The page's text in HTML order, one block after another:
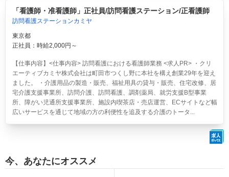
「看護師・准看護師」正社員/訪問看護ステーション/正看護師
訪問看護ステーションカミヤ
東京都
正社員：時給2,000円～
【仕事内容】<仕事内容> 訪問看護における看護師業務 <求人PR> ・クリ
エーティブカミヤ株式会社は町田市つくし野に本社を構え創業29年を迎え
ました。 ・介護用品の製造・販売、福祉用具の貸与・販売、住宅改修、居
宅介護支援事業所、訪問介護、訪問看護、調剤薬局、就労支援B型事業
所、障がい児通所支援事業所、施設内喫茶店・売店運営、ECサイトなど幅
広いサービスを通じて地域の方の利便性を追及する介護のトータ...
今、あなたにオススメ